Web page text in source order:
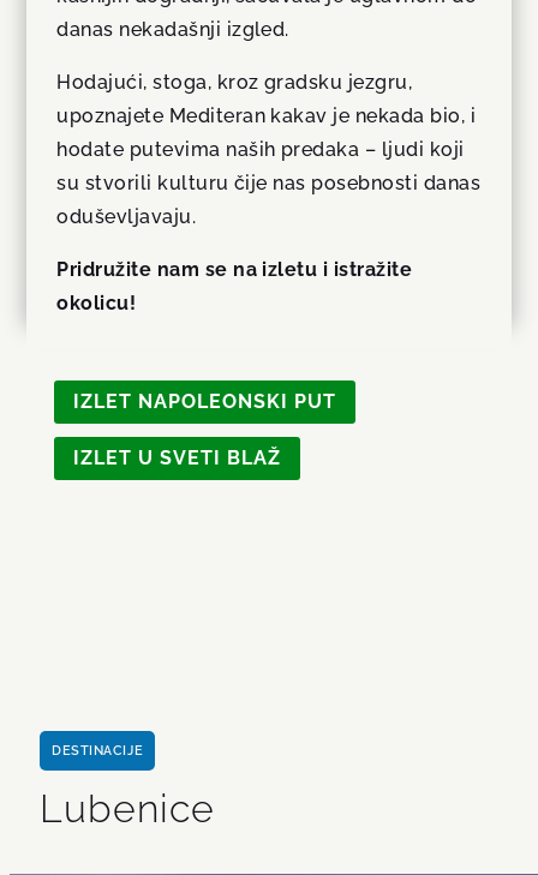
danas nekadašnji izgled.
Hodajući, stoga, kroz gradsku jezgru,
upoznajete Mediteran kakav je nekada bio, i
hodate putevima naših predaka – ljudi koji
su stvorili kulturu čije nas posebnosti danas
oduševljavaju.
Pridružite nam se na izletu i istražite
okolicu!
IZLET NAPOLEONSKI PUT
IZLET U SVETI BLAŽ
DESTINACIJE
Lubenice